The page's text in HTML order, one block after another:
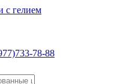
78-88